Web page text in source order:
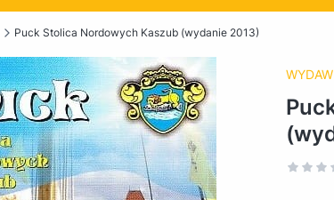
Puck Stolica Nordowych Kaszub (wydanie 2013)